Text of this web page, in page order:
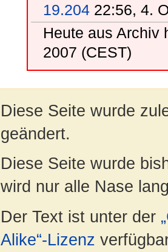
19.204 22:56, 4.
Heute aus
2007 (CEST)
Diese Seite wurde
geändert.
Diese Seite wurde
wird nur alle Nase
Der Text ist unter der
Alike“-Lizenz